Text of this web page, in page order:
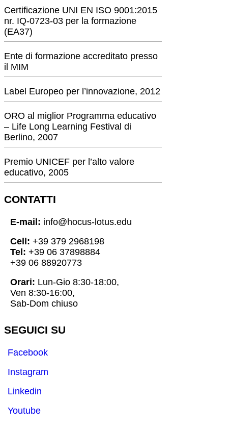
Certificazione UNI EN ISO 9001:2015
nr. IQ-0723-03 per la formazione
(EA37)
Ente di formazione accreditato presso
il MIM
Label Europeo per l’innovazione, 2012
ORO al miglior Programma educativo
– Life Long Learning Festival di
Berlino, 2007
Premio UNICEF per l’alto valore
educativo, 2005
CONTATTI
E-mail: info@hocus-lotus.edu
Cell: +39 379 2968198
Tel: +39 06 37898884
+39 06 88920773
Orari: Lun-Gio 8:30-18:00,
Ven 8:30-16:00,
Sab-Dom chiuso
SEGUICI SU
Facebook
Instagram
Linkedin
Youtube